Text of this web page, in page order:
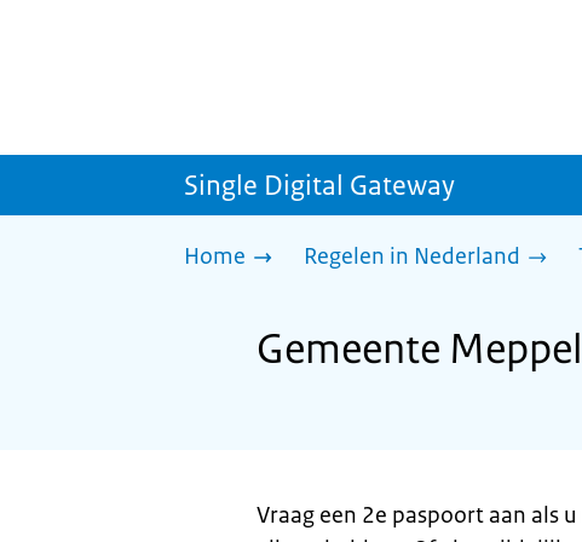
Single Digital Gateway
Home Regelen in Nederland
Gemeente
Vraag een 2e paspoort aan als